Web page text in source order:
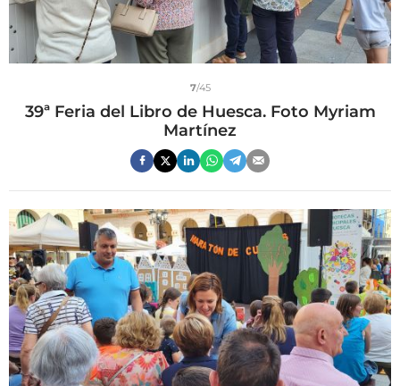
7/45
39ª Feria del Libro de Huesca. Foto Myriam
Martínez